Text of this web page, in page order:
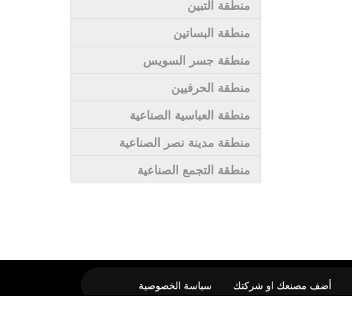
منطقة التبين
منطقة البساتين
منطقة جسر السويس
منطقة الحرفيين
منطقة العباسية الصناعية
منطقة مدينة نصر الصناعية
منطقة التجمع الصناعية
أضف مصنعك او شركتك سياسة الخصوصية